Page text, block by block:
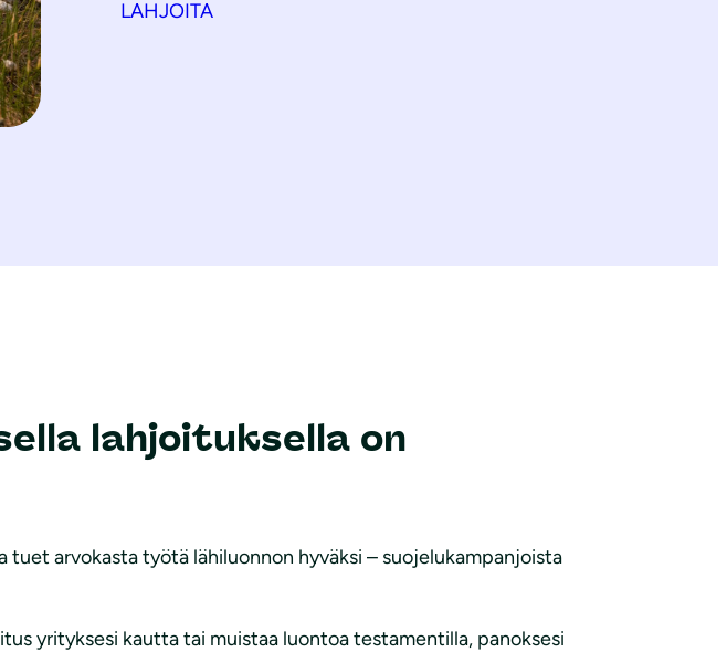
LAHJOITA
lahjoituksella on
arvokasta työtä lähiluonnon hyväksi – suojelukampanjoista
yrityksesi kautta tai muistaa luontoa testamentilla, panoksesi